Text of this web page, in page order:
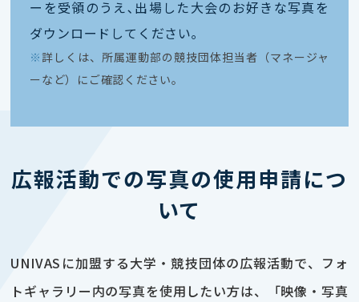
ーを受領のうえ､出場した大会のお好きな写真を
ダウンロードしてください｡
※ 詳しくは、所属運動部の競技団体担当者（マネージャ
ーなど）にご確認ください。
広報活動での写真の使用申請につ
いて
UNIVASに加盟する大学・競技団体の広報活動で、フォ
トギャラリー内の写真を使用したい方は、「映像・写真